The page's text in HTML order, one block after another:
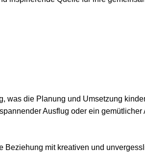
was die Planung und Umsetzung
Ausflug oder ein
Beziehung mit kreativen und